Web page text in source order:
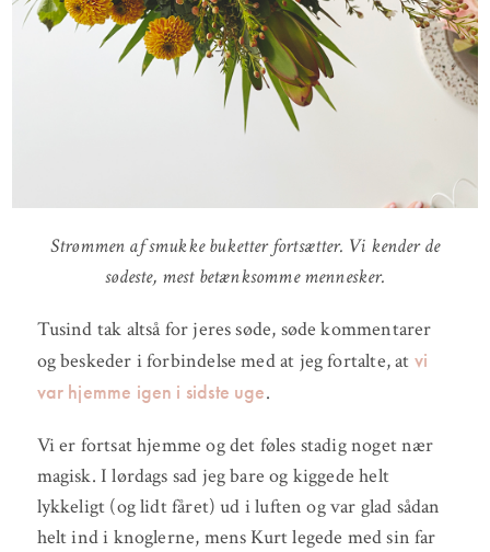
Strømmen af smukke buketter fortsætter. Vi kender de
sødeste, mest betænksomme mennesker.
Tusind tak altså for jeres søde, søde kommentarer
og beskeder i forbindelse med at jeg fortalte, at vi
var hjemme igen i sidste uge.
Vi er fortsat hjemme og det føles stadig noget nær
magisk. I lørdags sad jeg bare og kiggede helt
lykkeligt (og lidt fåret) ud i luften og var glad sådan
helt ind i knoglerne, mens Kurt legede med sin far